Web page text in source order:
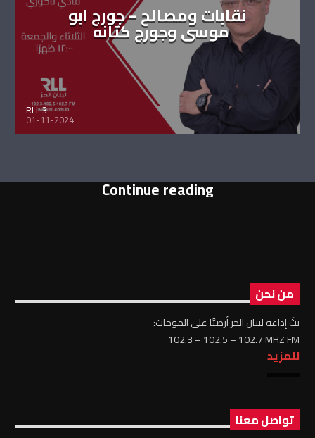
نقابات ومصالح – جورج ابو
موسى وجورج كتانه
RLL 3
01-11-2024
Continue reading
من نحن
بثّ إذاعة لبنان الحر أرضيًّا على الموجات:
102.3 – 102.5 – 102.7 MHZ FM
للمزيد
تواصل معنا